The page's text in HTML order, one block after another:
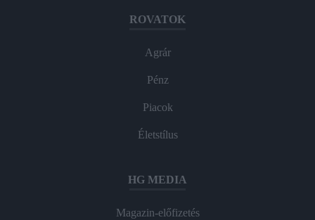
ROVATOK
Agrár
Pénz
Piacok
Életstílus
HG MEDIA
Magazin-előfizetés